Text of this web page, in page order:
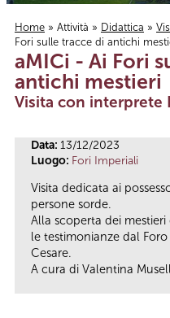
Tu sei qui
Home » Attività » Didattica »
Fori sulle tracce di antichi
aMICi - Ai Fori
antichi mestieri
Visita con interprete
Data: 13/12/2023
Luogo: Fori Imperiali
Visita dedicata ai
persone sorde.
Alla scoperta dei
le testimonianze dal
Cesare.
A cura di Valentina